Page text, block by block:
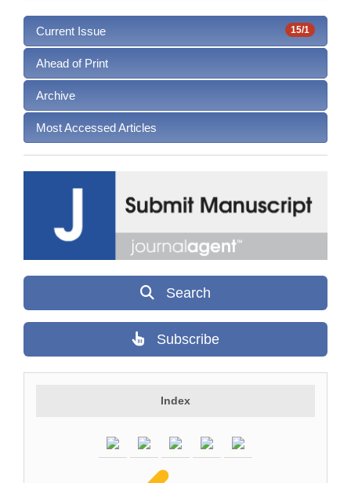
15/1
Current Issue
Ahead of Print
Archive
Most Accessed Articles
Search
Subscribe
Index